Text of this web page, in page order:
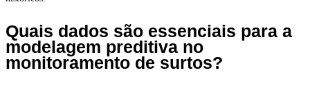
Quais dados são essenciais para a
modelagem preditiva no
monitoramento de surtos?